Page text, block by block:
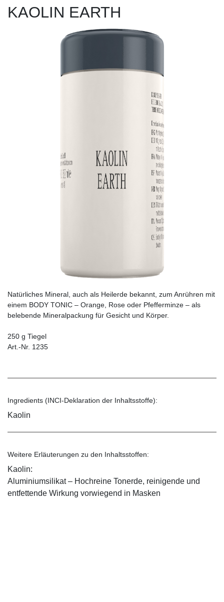
KAOLIN EARTH
Natürliches Mineral, auch als Heilerde bekannt, zum Anrühren mit
einem BODY TONIC – Orange, Rose oder Pfefferminze – als
belebende Mineralpackung für Gesicht und Körper.
250 g Tiegel
Art.-Nr. 1235
Ingredients (INCI-Deklaration der Inhaltsstoffe):
Kaolin
Weitere Erläuterungen zu den Inhaltsstoffen:
Kaolin:
Aluminiumsilikat – Hochreine Tonerde, reinigende und
entfettende Wirkung vorwiegend in Masken